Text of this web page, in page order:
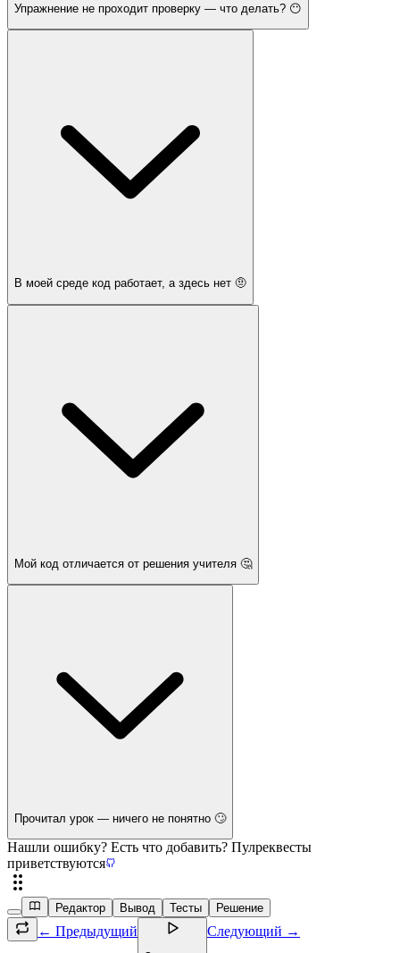
Упражнение не проходит проверку — что делать? 😶
В моей среде код работает, а здесь нет 🤨
Мой код отличается от решения учителя 🤔
Прочитал урок — ничего не понятно 🙄
Нашли ошибку? Есть что добавить? Пулреквесты
приветствуются
Редактор Вывод Тесты Решение
← Предыдущий Следующий →